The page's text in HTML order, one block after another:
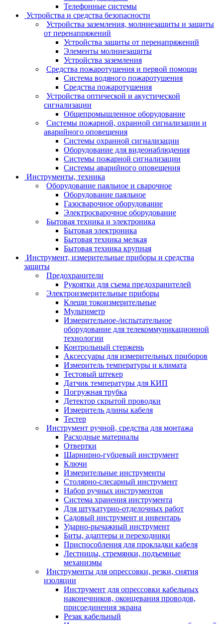
Телефонные системы
Устройства и средства безопасности
Устройства заземления, молниезащиты и защиты
от перенапряжений
Устройства защиты от перенапряжений
Элементы молниезащиты
Устройства заземления
Средства пожаротушения и первой помощи
Система водяного пожаротушения
Средства пожаротушения
Устройства оптической и акустической
сигнализации
Общепромышленное оборудование
Системы пожарной, охранной сигнализации и
аварийного оповещения
Системы охранной сигнализации
Оборудование для видеонаблюдения
Системы пожарной сигнализации
Системы аварийного оповещения
Инструменты, техника
Оборудование паяльное и сварочное
Оборудование паяльное
Газосварочное оборудование
Электросварочное оборудование
Бытовая техника и электроника
Бытовая электроника
Бытовая техника мелкая
Бытовая техника крупная
Инструмент, измерительные приборы и средства
защиты
Предохранители
Рукоятки для съема предохранителей
Электроизмерительные приборы
Клещи токоизмерительные
Мультиметр
Измерительное-/испытательное
оборудование для телекоммуникационной
технологии
Контрольный стержень
Аксессуары для измерительных приборов
Измеритель температуры и климата
Тестовый штекер
Датчик температуры для КИП
Погружная трубка
Детектор скрытой проводки
Измеритель длины кабеля
Тестер
Инструмент ручной, средства для монтажа
Расходные материалы
Отвертки
Шарнирно-губцевый инструмент
Ключи
Измерительные инструменты
Столярно-слесарный инструмент
Набор ручных инструментов
Система хранения инструмента
Для штукатурно-отделочных работ
Садовый инструмент и инвентарь
Ударно-рычажный инструмент
Биты, адаптеры и переходники
Приспособления для прокладки кабеля
Лестницы, стремянки, подъемные
механизмы
Инструменты для опрессовки, резки, снятия
изоляции
Инструмент для опрессовки кабельных
наконечников, оконцевания проводов,
присоединения экрана
Резак кабельный